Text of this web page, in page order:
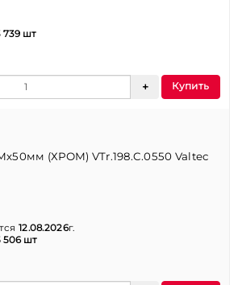
739 шт
Купить
(ХРОМ) VTr.198.C.0550 Valtec
12.08.2026г.
506 шт